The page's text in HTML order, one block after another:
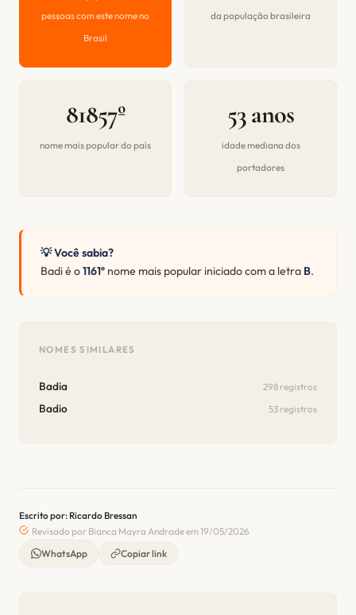
pessoas com este nome no
Brasil
da população brasileira
81857º
nome mais popular do país
53 anos
idade mediana dos
portadores
💡 Você sabia?
Badi é o1161º nome mais popular iniciado com a letra B.
NOMES SIMILARES
Badia 298 registros
Badio 53 registros
Escrito por: Ricardo Bressan
Revisado por Bianca Mayra Andrade em 19/05/2026
WhatsApp
Copiar link